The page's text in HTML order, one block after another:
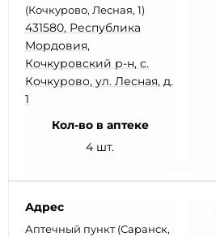
(Кочкурово, Лесная, 1)
431580, Республика
Мордовия,
Кочкуровский р-н, с.
Кочкурово, ул. Лесная, д.
1
Кол-во в аптеке
4 шт.
Адрес
Аптечный пункт (Саранск,